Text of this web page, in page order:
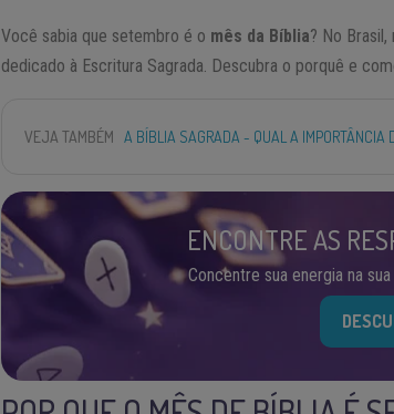
Você sabia que setembro é o mês da Bíblia? No
dedicado à Escritura Sagrada. Descubra o porquê e
VEJA TAMBÉM A BÍBLIA SAGRADA - QUAL A IMPORTÂNCIA
ENCONTRE AS
Concentre sua energia na